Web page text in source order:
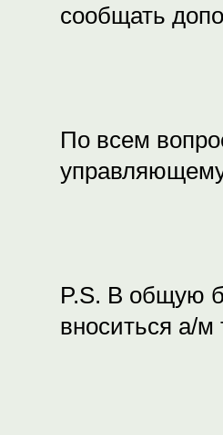
сообщать
По всем
P.S. В общую
вноситься а/